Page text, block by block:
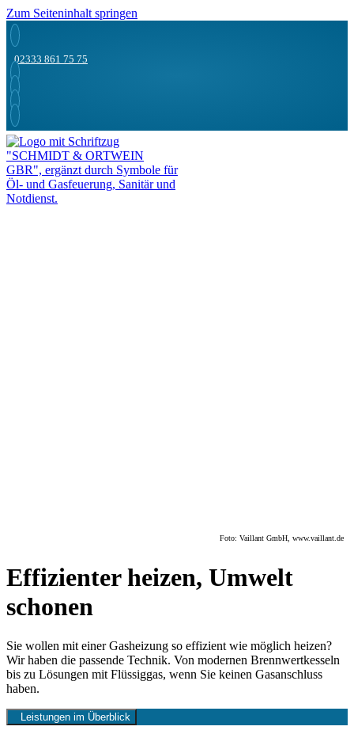
Zum Seiteninhalt springen
02333 861 75 75
Foto: Vaillant GmbH, www.vaillant.de
Effizienter heizen, Umwelt
schonen
Sie wollen mit einer Gasheizung so effizient wie möglich heizen?
Wir haben die passende Technik. Von modernen Brennwertkesseln
bis zu Lösungen mit Flüssiggas, wenn Sie keinen Gasanschluss
haben.
Leistungen im Überblick